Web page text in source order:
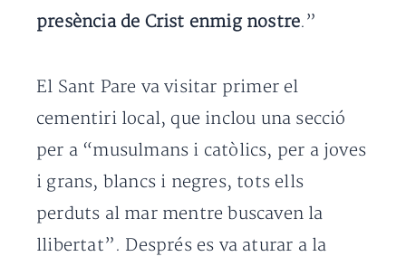
presència de Crist enmig nostre.”
El Sant Pare va visitar primer el
cementiri local, que inclou una secció
per a “musulmans i catòlics, per a joves
i grans, blancs i negres, tots ells
perduts al mar mentre buscaven la
llibertat”. Després es va aturar a la